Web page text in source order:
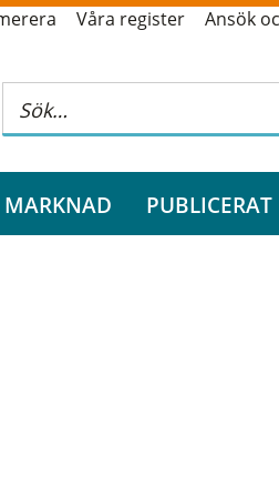
Våra register Ansök
MARKNAD PUBLICERAT